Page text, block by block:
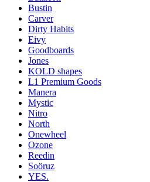
Bustin
Carver
Dirty Habits
Eivy
Goodboards
Jones
KOLD shapes
L1 Premium Goods
Manera
Mystic
Nitro
North
Onewheel
Ozone
Reedin
Soöruz
YES.